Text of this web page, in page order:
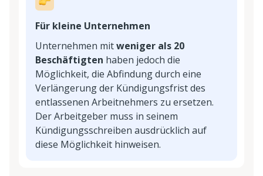
Für kleine Unternehmen
Unternehmen mitweniger als 20
Beschäftigten haben jedoch die
Möglichkeit, die Abfindung durch eine
Verlängerung der Kündigungsfrist des
entlassenen Arbeitnehmers zu ersetzen.
Der Arbeitgeber muss in seinem
Kündigungsschreiben ausdrücklich auf
diese Möglichkeit hinweisen.